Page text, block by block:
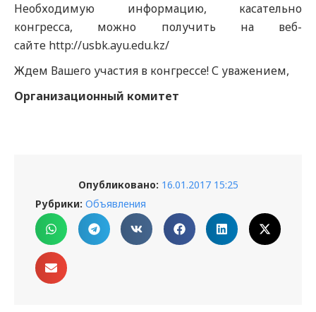
Необходимую информацию, касательно
конгресса, можно получить на веб-
сайте http://usbk.ayu.edu.kz/
Ждем Вашего участия в конгрессе! С уважением,
Организационный комитет
Опубликовано: 16.01.2017 15:25
Рубрики: Объявления